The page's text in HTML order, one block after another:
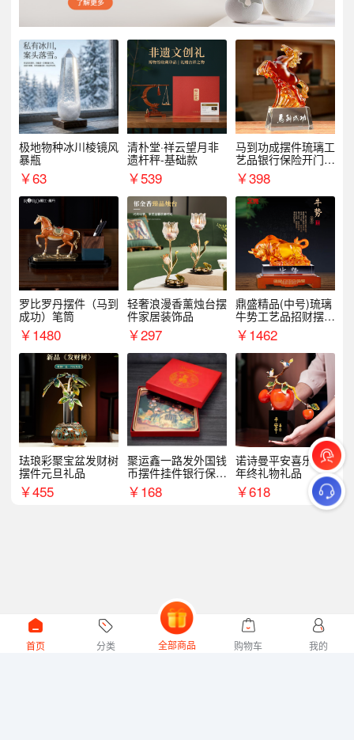
极地物种冰川棱镜风
暴瓶
￥63
清朴堂·祥云望月非
遗杆秤-基础款
￥539
马到功成摆件琉璃工
艺品银行保险开门红
周年庆典伴手礼表彰
礼品
￥398
罗比罗丹摆件（马到
成功）笔筒
￥1480
轻奢浪漫香薰烛台摆
件家居装饰品
￥297
鼎盛精品(中号)琉璃
牛势工艺品招财摆件
银行企业商务上市礼
品
￥1462
珐琅彩聚宝盆发财树
摆件元旦礼品
￥455
聚运鑫一路发外国钱
币摆件挂件银行保险
商务礼
￥168
诺诗曼平安喜乐摆件
年终礼物礼品
￥618
首页 分类 全部商品 购物车 我的